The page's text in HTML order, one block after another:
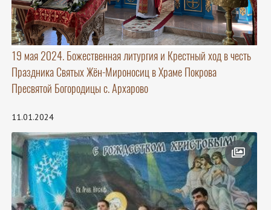
19 мая 2024. Божественная литургия и Крестный ход в честь
Праздника Святых Жён-Мироносиц в Храме Покрова
Пресвятой Богородицы с. Архарово
11.01.2024